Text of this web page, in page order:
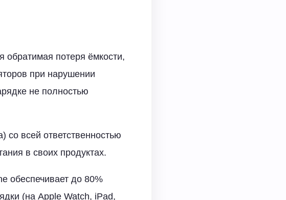
обратимая потеря ёмкости,
при нарушении
не полностью
со всей ответственностью
в своих продуктах.
обеспечивает до 80%
(на Apple Watch, iPad,